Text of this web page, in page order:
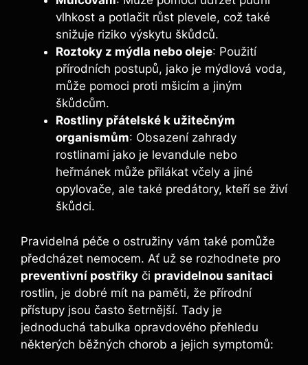
vlhkost a potlačit růst plevele, což také
snižuje riziko výskytu škůdců.
Roztoky z mýdla nebo oleje: Použití
přírodních postupů, jako je mýdlová voda,
může pomoci proti mšicím a jiným
škůdcům.
Rostliny přátelské k užitečným
organismům: Obsazení zahrady
rostlinami jako je levandule nebo
heřmánek může přilákat včely a jiné
opylovače, ale také predátory, kteří se živí
škůdci.
Pravidelná péče o ostružiny vám také pomůže
předcházet nemocem. Ať už se rozhodnete pro
preventivní postřiky či pravidelnou sanitaci
rostlin, je dobré mít na paměti, že přírodní
přístupy jsou často šetrnější. Tady je
jednoduchá tabulka opravdového přehledu
některých běžných chorob a jejich symptomů: